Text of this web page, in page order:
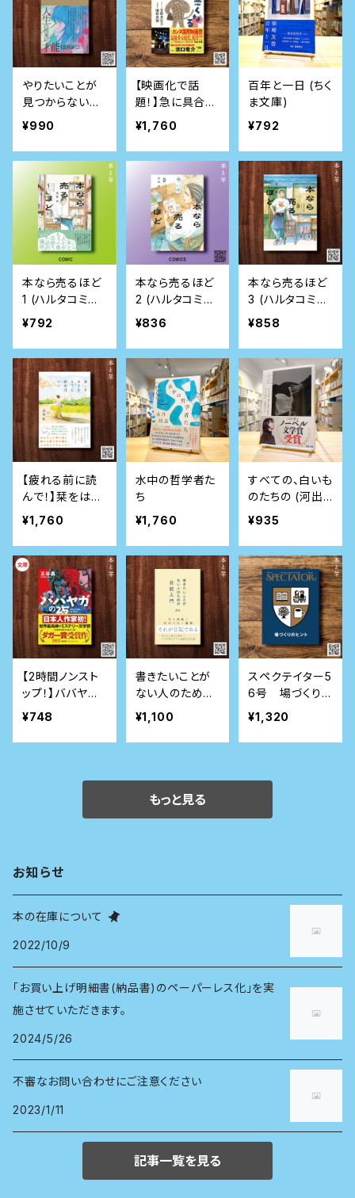
やりたいことが
見つからない君
へ (小学館Yout
¥990
【映画化で話
題！】急に具合が
悪くなる
¥1,760
百年と一日 (ちく
ま文庫)
¥792
本なら売るほど
1 (ハルタコミッ
クス)
¥792
本なら売るほど
2 (ハルタコミッ
クス)
¥836
本なら売るほど
3 (ハルタコミッ
クス)
¥858
【疲れる前に読
んで！】栞をはさ
むように休めば
いい
¥1,760
水中の哲学者た
ち
¥1,760
すべての、白いも
のたちの (河出
文庫)
¥935
【2時間ノンスト
ップ！】ババヤガ
の夜
¥748
書きたいことが
ない人のための
日記入門 (星海
社新書)
¥1,100
スペクテイター5
6号 場づくりの
ヒント
¥1,320
もっと見る
お知らせ
本の在庫について
2022/10/9
「お買い上げ明細書(納品書)のペーパーレス化」を実
施させていただきます。
2024/5/26
不審なお問い合わせにご注意ください
2023/1/11
記事一覧を見る